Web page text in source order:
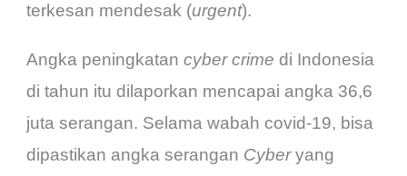
terkesan mendesak (urgent).
Angka peningkatancyber crime di Indonesia
di tahun itu dilaporkan mencapai angka 36,6
juta serangan. Selama wabah covid-19, bisa
dipastikan angka serangan Cyberyang